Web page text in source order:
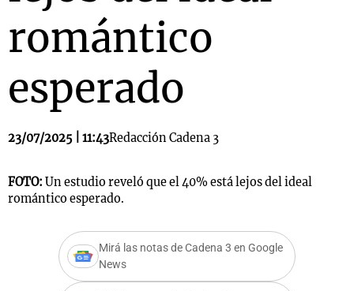
romántico
esperado
23/07/2025 | 11:43Redacción Cadena 3
FOTO: Un estudio reveló que el 40% está lejos del ideal
romántico esperado.
Mirá las notas de Cadena 3 en Google
News